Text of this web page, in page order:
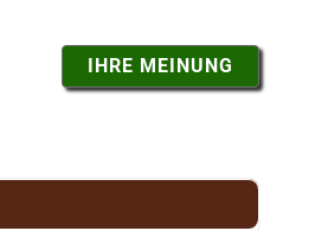
IHRE MEINUNG